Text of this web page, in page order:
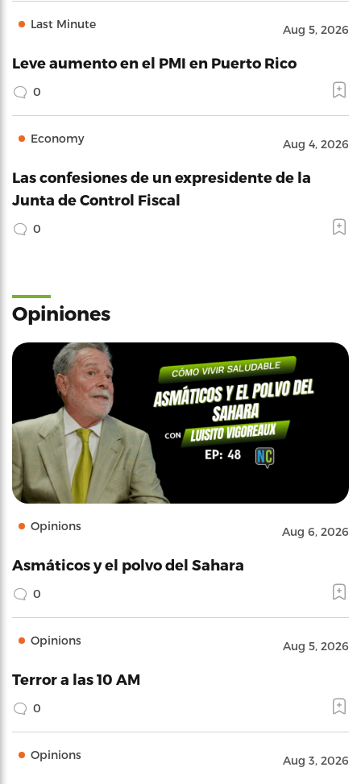
Last Minute Aug 5, 2026
Leve aumento en el PMI en Puerto Rico
0
Economy Aug 4, 2026
Las confesiones de un expresidente de la
Junta de Control Fiscal
0
Opiniones
Opinions Aug 6, 2026
Asmáticos y el polvo del Sahara
0
Opinions Aug 5, 2026
Terror a las 10 AM
0
Opinions Aug 3, 2026